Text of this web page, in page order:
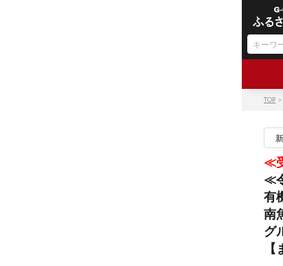
TOP ＞
≪
≪
有
南
グ